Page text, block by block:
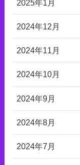
2025年1月
2024年12月
2024年11月
2024年10月
2024年9月
2024年8月
2024年7月